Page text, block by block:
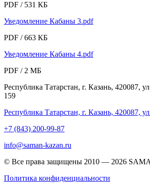
PDF / 531 КБ
Уведомление Кабаны 3.pdf
PDF / 663 КБ
Уведомление Кабаны 4.pdf
PDF / 2 МБ
Республика Татарстан, г. Казань, 420087,
159
Республика Татарстан, г. Казань, 420087,
+7 (843) 200-99-87
info@saman-kazan.ru
© Все права защищены 2010 — 2026
Политика конфиденциальности